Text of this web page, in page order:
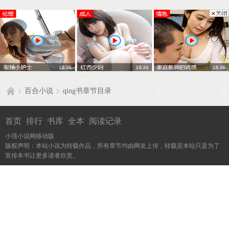
百合小说 qing书章节目录
首页 排行 书库 全本 阅读记录
小强小说网移动版
版权声明：本站小说为转载作品，所有章节均由网友上传，转载至本站只是为了
宣传本书让更多读者欣赏。